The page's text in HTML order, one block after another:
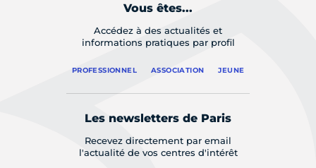
Vous êtes...
Accédez à des actualités et
informations pratiques par profil
PROFESSIONNEL ASSOCIATION JEUNE
Les newsletters de Paris
Recevez directement par email
l'actualité de vos centres d'intérêt